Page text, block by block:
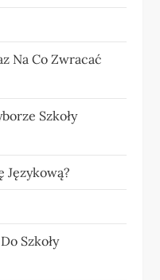
Na Co Zwracać
Szkoły
Językową?
Szkoły